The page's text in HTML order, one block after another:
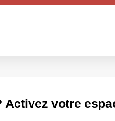
Activez votre